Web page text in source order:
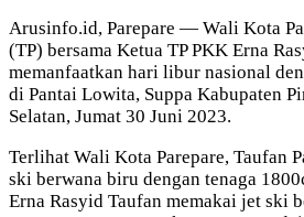
Arusinfo.id, Parepare — Wali Kota
(TP) bersama Ketua TP PKK Erna
memanfaatkan hari libur nasional
di Pantai Lowita, Suppa Kabupaten
Selatan, Jumat 30 Juni 2023.
Terlihat Wali Kota Parepare, Taufan
ski berwana biru dengan tenaga
Erna Rasyid Taufan memakai jet ski